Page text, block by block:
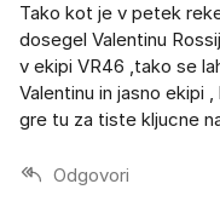
Tako kot je v petek
dosegel Valentinu
v ekipi VR46 ,tako se
Valentinu in jasno ekipi
gre tu za tiste kljucne
Odgovori